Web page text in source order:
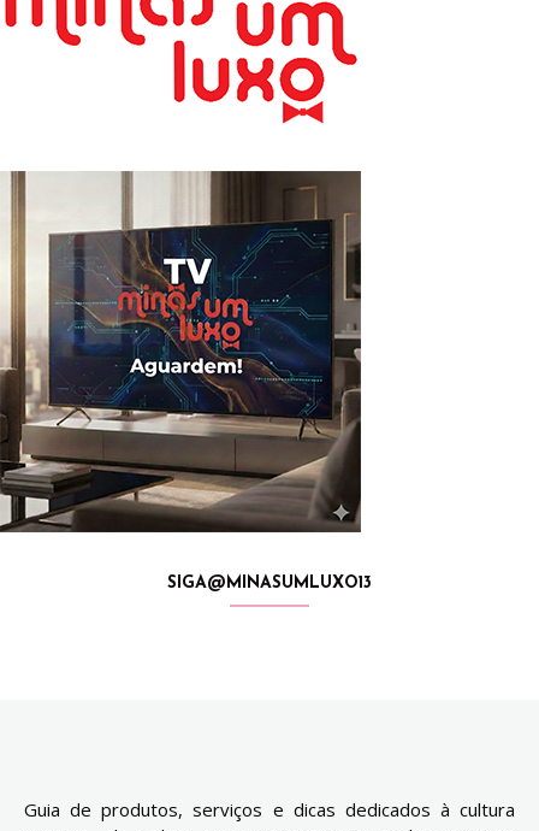
SIGA@MINASUMLUXO13
Guia de produtos, serviços e dicas dedicados à cultura